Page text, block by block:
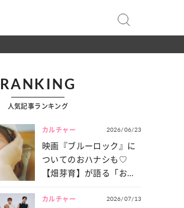
RANKING
人気記事ランキング
カルチャー 2026/06/23
映画『ブルーロック』に
ついてのおハナシも♡
【畑芽育】が語る「お仕
は？
カルチャー 2026/07/13